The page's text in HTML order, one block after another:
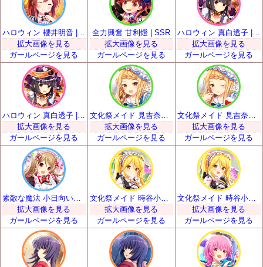
拡大画像を見る
ガールページを見る
全力興奮 甘利燈 | SSR
拡大画像を見る
ガールページを見る
ハロウィン 真白透子 | SSR
拡大画像を見る
ガールページを見る
拡大画像を見る
ガールページを見る
文化祭メイド 見吉奈央 | SSR
拡大画像を見る
ガールページを見る
文化祭メイド 見吉奈央 | SSR
拡大画像を見る
ガールページを見る
拡大画像を見る
ガールページを見る
文化祭メイド 時谷小瑠璃 | SSR
拡大画像を見る
ガールページを見る
文化祭メイド 時谷小瑠璃 | SSR
拡大画像を見る
ガールページを見る